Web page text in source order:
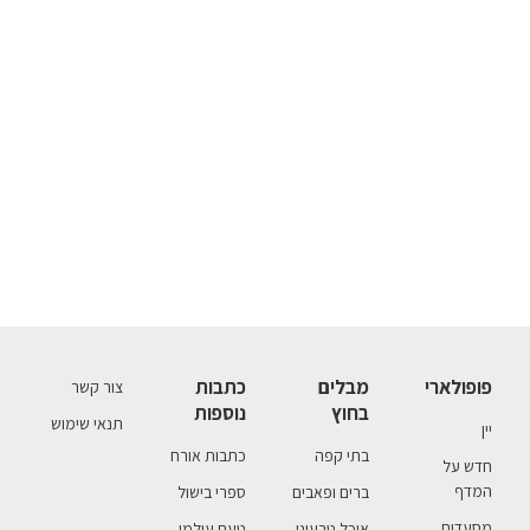
פופולארי
יין
חדש על
המדף
מבלים
בחוץ
בתי קפה
ברים ופאבים
כתבות
נוספות
כתבות אורח
ספרי בישול
צור קשר
תנאי שימוש